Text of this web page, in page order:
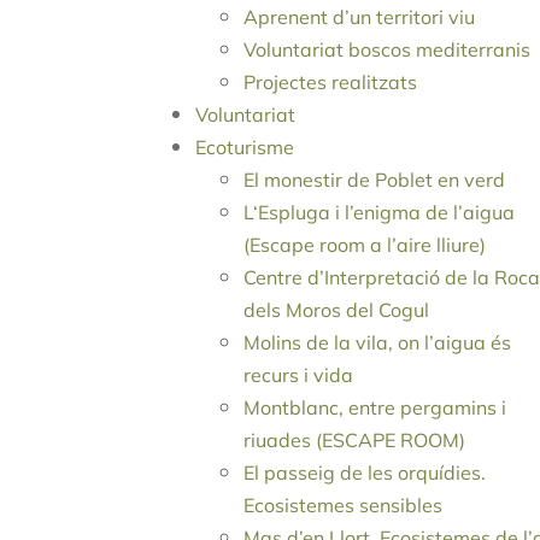
Aprenent d’un territori viu
Voluntariat boscos mediterranis
Projectes realitzats
Voluntariat
Ecoturisme
El monestir de Poblet en verd
L‘Espluga i l’enigma de l’aigua
(Escape room a l’aire lliure)
Centre d’Interpretació de la Roca
dels Moros del Cogul
Molins de la vila, on l’aigua és
recurs i vida
Montblanc, entre pergamins i
riuades (ESCAPE ROOM)
El passeig de les orquídies.
Ecosistemes sensibles